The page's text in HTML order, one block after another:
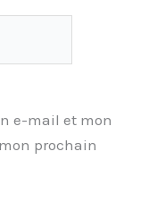
e-mail et mon
prochain